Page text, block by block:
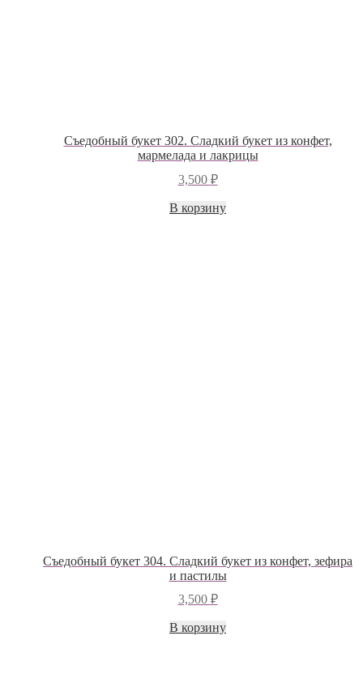
Съедобный букет 302. Сладкий букет из конфет,
мармелада и лакрицы
3,500 ₽
В корзину
Съедобный букет 304. Сладкий букет из конфет, зефира
и пастилы
3,500 ₽
В корзину